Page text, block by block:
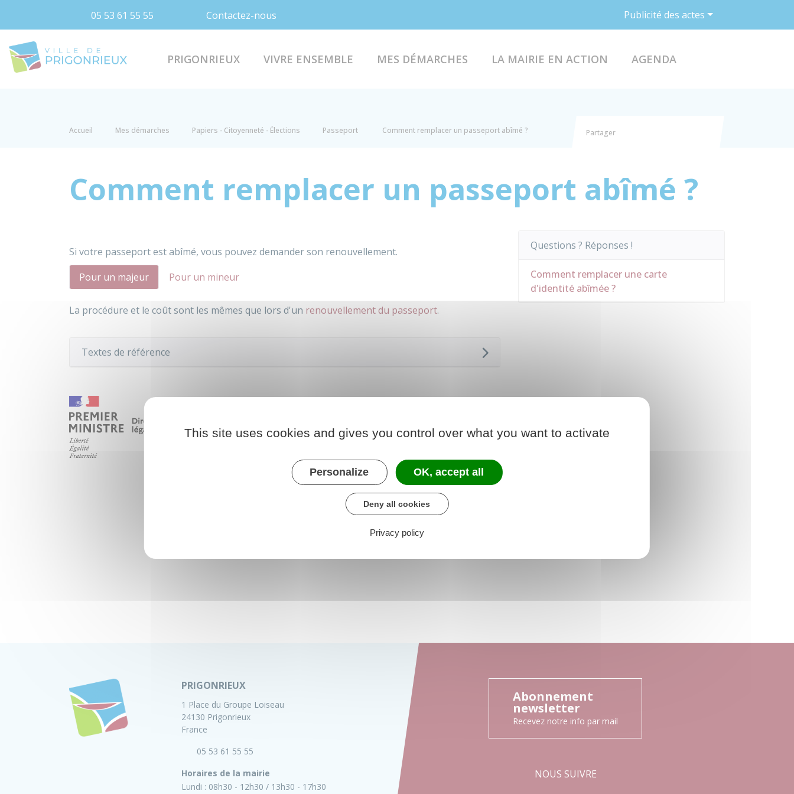
05 53 61 55 55 Contactez-nous Publicité des actes
PRIGONRIEUX VIVRE ENSEMBLE MES DÉMARCHES LA MAIRIE EN ACTION AGENDA
Accueil Mes démarches Papiers - Citoyenneté - Élections Passeport Comment remplacer un passeport abîmé ? Partager
Comment remplacer un passeport abîmé ?
Si votre passeport est abîmé, vous pouvez demander son renouvellement.
Pour un majeur
Pour un mineur
La procédure et le coût sont les mêmes que lors d'un renouvellement du passeport.
Textes de référence
Questions ? Réponses !
Comment remplacer une carte
d'identité abîmée ?
PRIGONRIEUX
1 Place du Groupe Loiseau
24130 Prigonrieux
France
05 53 61 55 55
Horaires de la mairie
Lundi : 08h30 - 12h30 13h30 - 17h30
Abonnement
newsletter
Recevez notre info par mail
NOUS SUIVRE
This site uses cookies and gives you control over what you want to activate
Personalize OK, accept all
Deny all cookies
Privacy policy